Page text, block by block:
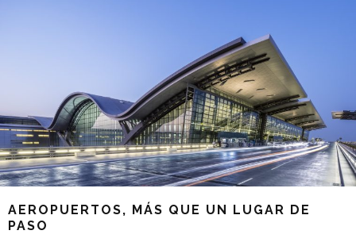
AEROPUERTOS, MÁS QUE UN LUGAR DE
PASO